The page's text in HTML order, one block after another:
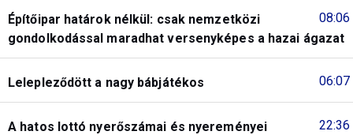
08:06
Építőipar határok nélkül: csak nemzetközi
gondolkodással maradhat versenyképes a hazai ágazat
06:07
Lelepleződött a nagy bábjátékos
22:36
A hatos lottó nyerőszámai és nyereményei